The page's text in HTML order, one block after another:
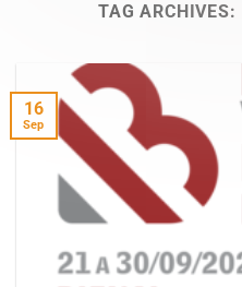
TAG ARCHIVES:
16
Sep